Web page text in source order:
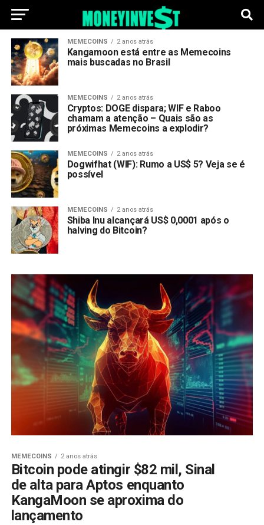
MEMECOINS 2 anos atrás
Kangamoon está entre as Memecoins
mais buscadas no Brasil
MEMECOINS 2 anos atrás
Cryptos: DOGE dispara; WIF e Raboo
chamam a atenção – Quais são as
próximas Memecoins a explodir?
MEMECOINS 2 anos atrás
Dogwifhat (WIF): Rumo a US$ 5? Veja se é
possível
MEMECOINS 2 anos atrás
Shiba Inu alcançará US$ 0,0001 após o
halving do Bitcoin?
MEMECOINS 2 anos atrás
Bitcoin pode atingir $82 mil, Sinal
de alta para Aptos enquanto
KangaMoon se aproxima do
lançamento